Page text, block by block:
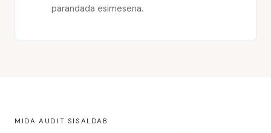
parandada esimesena.
MIDA AUDIT SISALDAB